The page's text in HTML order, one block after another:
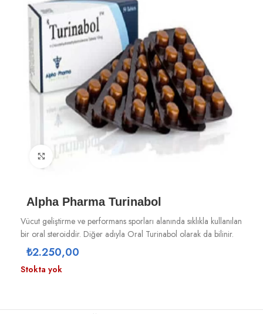
Büyütmek için tıklayın
Alpha Pharma Turinabol
Vücut geliştirme ve performans sporları alanında sıklıkla kullanılan
bir oral steroiddir. Diğer adıyla Oral Turinabol olarak da bilinir.
₺2.250,00
Stokta yok